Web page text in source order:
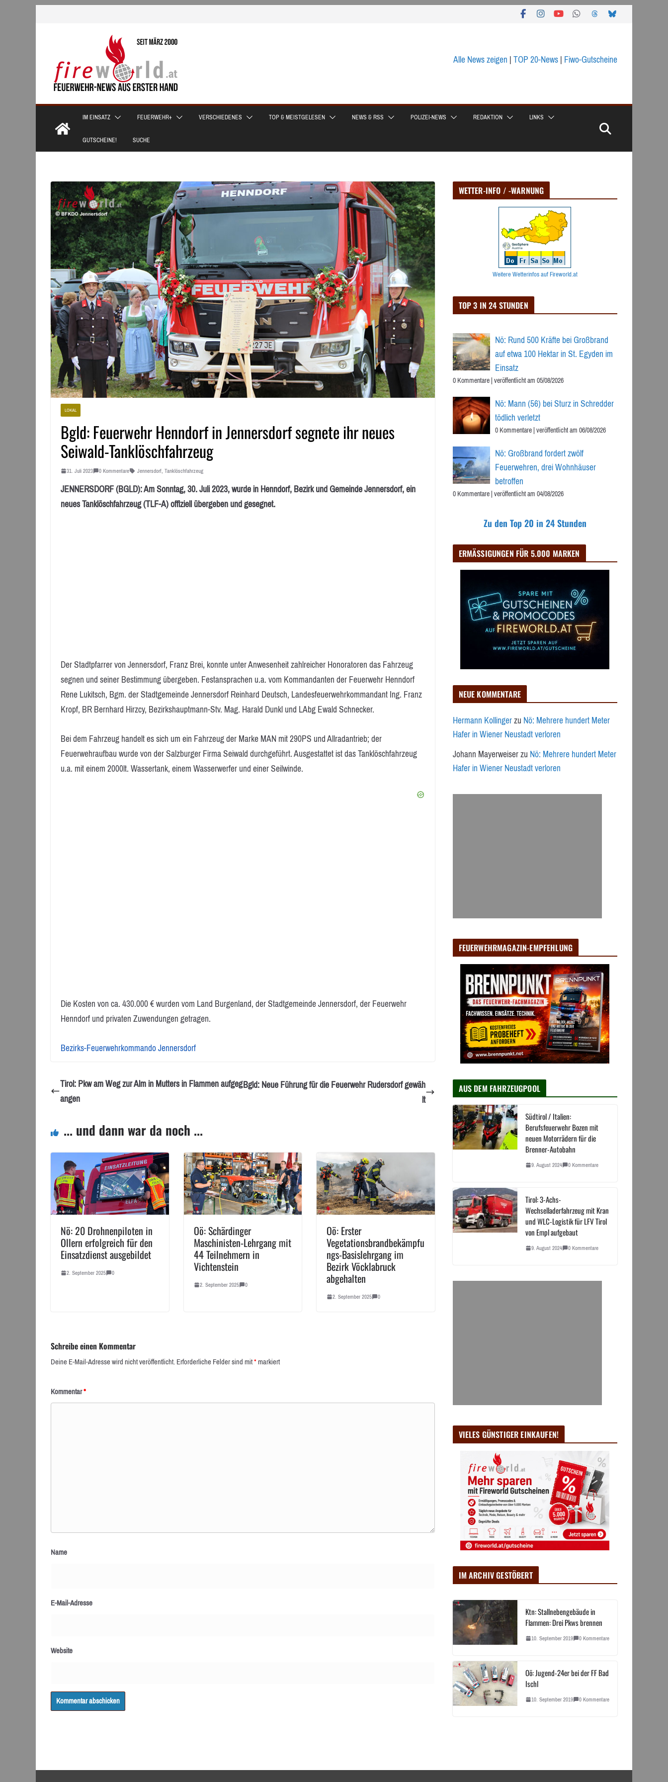
Alle News zeigen|TOP 20-News|Fiwo-Gutscheine
IM EINSATZ FEUERWEHR+ VERSCHIEDENES TOP & MEISTGELESEN NEWS & RSS POLIZEI-NEWS REDAKTION LINKS
GUTSCHEINE! SUCHE
LOKAL
Bgld: Feuerwehr Henndorf in Jennersdorf segnete ihr neues
Seiwald-Tanklöschfahrzeug
31. Juli 2023 0 Kommentare Jennersdorf, Tanklöschfahrzeug
JENNERSDORF (BGLD): Am Sonntag, 30. Juli 2023, wurde in Henndorf, Bezirk und Gemeinde Jennersdorf, ein
neues Tanklöschfahrzeug (TLF-A) offiziell übergeben und gesegnet.
Der Stadtpfarrer von Jennersdorf, Franz Brei, konnte unter Anwesenheit zahlreicher Honoratoren das Fahrzeug
segnen und seiner Bestimmung übergeben. Festansprachen u.a. vom Kommandanten der Feuerwehr Henndorf
Rene Lukitsch, Bgm. der Stadtgemeinde Jennersdorf Reinhard Deutsch, Landesfeuerwehrkommandant Ing. Franz
Kropf, BR Bernhard Hirzcy, Bezirkshauptmann-Stv. Mag. Harald Dunkl und LAbg Ewald Schnecker.
Bei dem Fahrzeug handelt es sich um ein Fahrzeug der Marke MAN mit 290PS und Allradantrieb; der
Feuerwehraufbau wurde von der Salzburger Firma Seiwald durchgeführt. Ausgestattet ist das Tanklöschfahrzeug
u.a. mit einem 2000lt. Wassertank, einem Wasserwerfer und einer Seilwinde.
Die Kosten von ca. 430.000 € wurden vom Land Burgenland, der Stadtgemeinde Jennersdorf, der Feuerwehr
Henndorf und privaten Zuwendungen getragen.
Bezirks-Feuerwehrkommando Jennersdorf
Tirol: Pkw am Weg zur Alm in Mutters in Flammen aufgeg
angen
Bgld: Neue Führung für die Feuerwehr Rudersdorf gewäh
lt
... und dann war da noch ...
Nö: 20 Drohnenpiloten in
Ollern erfolgreich für den
Einsatzdienst ausgebildet
2. September 2025 0
Oö: Schärdinger
Maschinisten-Lehrgang mit
44 Teilnehmern in
Vichtenstein
2. September 2025 0
Oö: Erster
Vegetationsbrandbekämpfu
ngs-Basislehrgang im
Bezirk Vöcklabruck
abgehalten
2. September 2025 0
Schreibe einen Kommentar
Deine E-Mail-Adresse wird nicht veröffentlicht.Erforderliche Felder sind mit*markiert
Kommentar*
Name
E-Mail-Adresse
Website
WETTER-INFO / -WARNUNG
Weitere Wetterinfos auf Fireworld.at
TOP 3 IN 24 STUNDEN
Nö: Rund 500 Kräfte bei Großbrand
auf etwa 100 Hektar in St. Egyden im
Einsatz
0 Kommentare|veröffentlicht am 05/08/2026
Nö: Mann (56) bei Sturz in Schredder
tödlich verletzt
0 Kommentare|veröffentlicht am 06/08/2026
Nö: Großbrand fordert zwölf
Feuerwehren, drei Wohnhäuser
betroffen
0 Kommentare|veröffentlicht am 04/08/2026
Zu den Top 20 in 24 Stunden
ERMÄSSIGUNGEN FÜR 5.000 MARKEN
NEUE KOMMENTARE
Hermann KollingerzuNö: Mehrere hundert Meter
Hafer in Wiener Neustadt verloren
Johann MayerweiserzuNö: Mehrere hundert Meter
Hafer in Wiener Neustadt verloren
FEUERWEHRMAGAZIN-EMPFEHLUNG
AUS DEM FAHRZEUGPOOL
Südtirol / Italien:
Berufsfeuerwehr Bozen mit
neuen Motorrädern für die
Brenner-Autobahn
9. August 2024 0 Kommentare
Tirol: 3-Achs-
Wechselladerfahrzeug mit Kran
und WLC-Logistik für LFV Tirol
von Empl aufgebaut
9. August 2024 0 Kommentare
VIELES GÜNSTIGER EINKAUFEN!
IM ARCHIV GESTÖBERT
Ktn: Stallnebengebäude in
Flammen: Drei Pkws brennen
10. September 2019 0 Kommentare
Oö: Jugend-24er bei der FF Bad
Ischl
10. September 2019 0 Kommentare